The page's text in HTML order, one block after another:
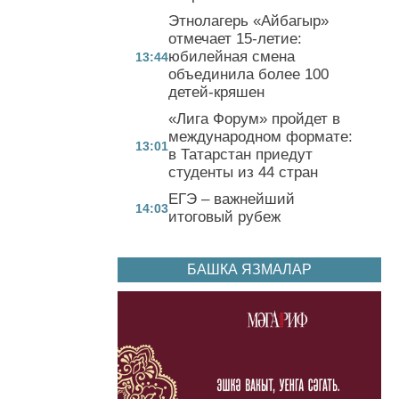
13:44
Этнолагерь «Айбагыр»
отмечает 15-летие:
юбилейная смена
объединила более 100
детей-кряшен
13:01
«Лига Форум» пройдет в
международном формате:
в Татарстан приедут
студенты из 44 стран
14:03
ЕГЭ – важнейший
итоговый рубеж
БАШКА ЯЗМАЛАР